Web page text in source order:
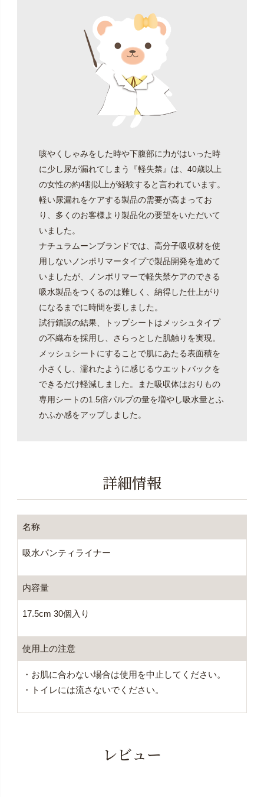
咳やくしゃみをした時や下腹部に力がはいった時
に少し尿が漏れてしまう『軽失禁』は、40歳以上
の女性の約4割以上が経験すると言われています。
軽い尿漏れをケアする製品の需要が高まってお
り、多くのお客様より製品化の要望をいただいて
いました。
ナチュラムーンブランドでは、高分子吸収材を使
用しないノンポリマータイプで製品開発を進めて
いましたが、ノンポリマーで軽失禁ケアのできる
吸水製品をつくるのは難しく、納得した仕上がり
になるまでに時間を要しました。
試行錯誤の結果、トップシートはメッシュタイプ
の不織布を採用し、さらっとした肌触りを実現。
メッシュシートにすることで肌にあたる表面積を
小さくし、濡れたように感じるウエットバックを
できるだけ軽減しました。また吸収体はおりもの
専用シートの1.5倍パルプの量を増やし吸水量とふ
かふか感をアップしました。
詳細情報
名称
吸水パンティライナー
内容量
17.5cm 30個入り
使用上の注意
・お肌に合わない場合は使用を中止してください。
・トイレには流さないでください。
レビュー